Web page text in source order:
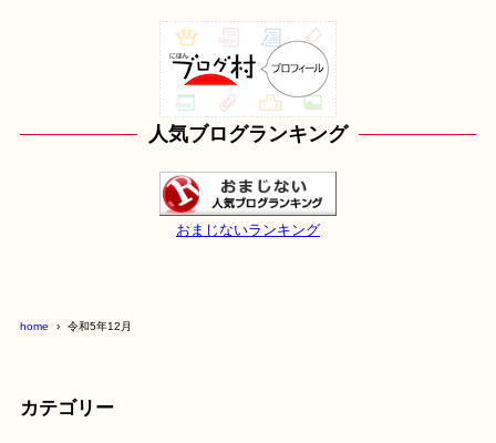
人気ブログランキング
おまじないランキング
home 令和5年12月
カテゴリー